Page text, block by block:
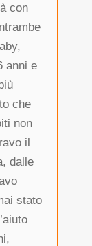
con
anni e
che
non
il
dalle
stato